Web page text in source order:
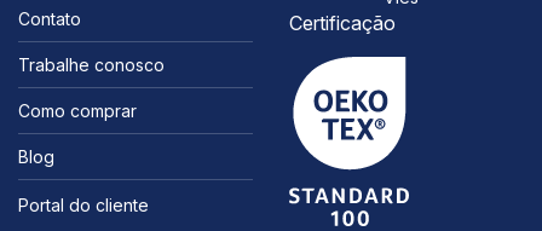
Contato
Trabalhe conosco
Como comprar
Blog
Portal do cliente
Certificação